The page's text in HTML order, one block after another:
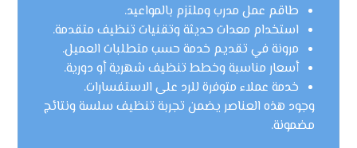
طاقم عمل مدرب وملتزم بالمواعيد.
استخدام معدات حديثة وتقنيات تنظيف متقدمة.
مرونة في تقديم خدمة حسب متطلبات العميل.
أسعار مناسبة وخطط تنظيف شهرية أو دورية.
خدمة عملاء متوفرة للرد على الاستفسارات.
وجود هذه العناصر يضمن تجربة تنظيف سلسة ونتائج
مضمونة.